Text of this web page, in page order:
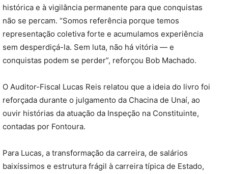
histórica e à vigilância permanente para que conquistas
não se percam. “Somos referência porque temos
representação coletiva forte e acumulamos experiência
sem desperdiçá-la. Sem luta, não há vitória — e
conquistas podem se perder”, reforçou Bob Machado.
O Auditor-Fiscal Lucas Reis relatou que a ideia do livro foi
reforçada durante o julgamento da Chacina de Unaí, ao
ouvir histórias da atuação da Inspeção na Constituinte,
contadas por Fontoura.
Para Lucas, a transformação da carreira, de salários
baixíssimos e estrutura frágil à carreira típica de Estado,